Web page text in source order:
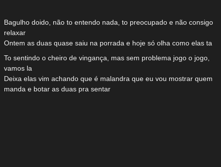
Bagulho doido, não to entendo nada, to preocupado e não consigo
relaxar
Ontem as duas quase saiu na porrada e hoje só olha como elas ta
To sentindo o cheiro de vingança, mas sem problema jogo o jogo,
vamos la
Deixa elas vim achando que é malandra que eu vou mostrar quem
manda e botar as duas pra sentar